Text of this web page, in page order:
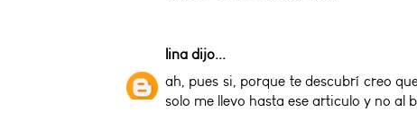
lina dijo...
ah, pues si, porque te descubrí creo
solo me llevo hasta ese articulo y no al